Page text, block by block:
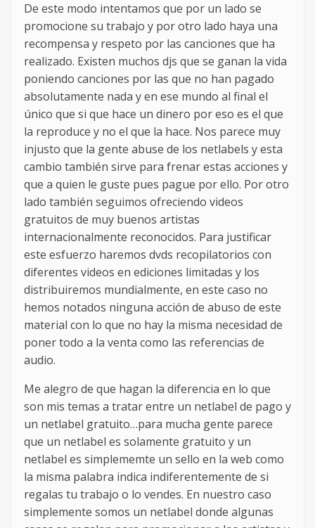
De este modo intentamos que por un lado se
promocione su trabajo y por otro lado haya una
recompensa y respeto por las canciones que ha
realizado. Existen muchos djs que se ganan la vida
poniendo canciones por las que no han pagado
absolutamente nada y en ese mundo al final el
único que si que hace un dinero por eso es el que
la reproduce y no el que la hace. Nos parece muy
injusto que la gente abuse de los netlabels y esta
cambio también sirve para frenar estas acciones y
que a quien le guste pues pague por ello. Por otro
lado también seguimos ofreciendo videos
gratuitos de muy buenos artistas
internacionalmente reconocidos. Para justificar
este esfuerzo haremos dvds recopilatorios con
diferentes videos en ediciones limitadas y los
distribuiremos mundialmente, en este caso no
hemos notados ninguna acción de abuso de este
material con lo que no hay la misma necesidad de
poner todo a la venta como las referencias de
audio.
Me alegro de que hagan la diferencia en lo que
son mis temas a tratar entre un netlabel de pago y
un netlabel gratuito…para mucha gente parece
que un netlabel es solamente gratuito y un
netlabel es simplememte un sello en la web como
la misma palabra indica indiferentemente de si
regalas tu trabajo o lo vendes. En nuestro caso
simplemente somos un netlabel donde algunas